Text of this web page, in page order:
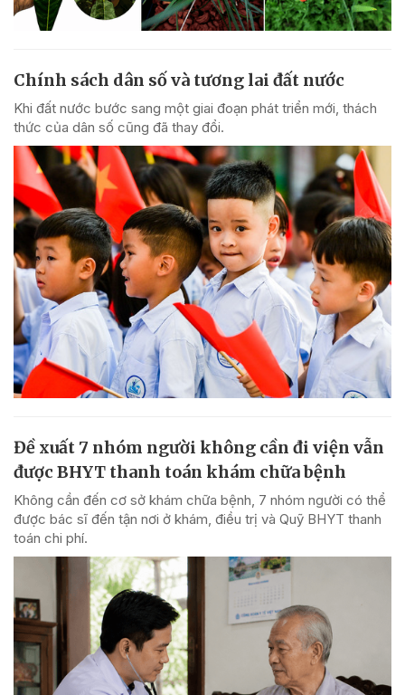
Chính sách dân số và tương lai đất nước
Khi đất nước bước sang một giai đoạn phát triển mới, thách
thức của dân số cũng đã thay đổi.
Đề xuất 7 nhóm người không cần đi viện vẫn
được BHYT thanh toán khám chữa bệnh
Không cần đến cơ sở khám chữa bệnh, 7 nhóm người có thể
được bác sĩ đến tận nơi ở khám, điều trị và Quỹ BHYT thanh
toán chi phí.